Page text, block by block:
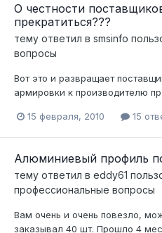
О честности
прекратиться???
тему ответил в smsinfo
вопросы
Вот это и развращает
армировки к производителю
15 февраля, 2010 15
Алюминиевый профиль
тему ответил в eddy61
профессиональные вопросы
Вам очень и очень повезло,
заказывал 40 шт. Прошло 4